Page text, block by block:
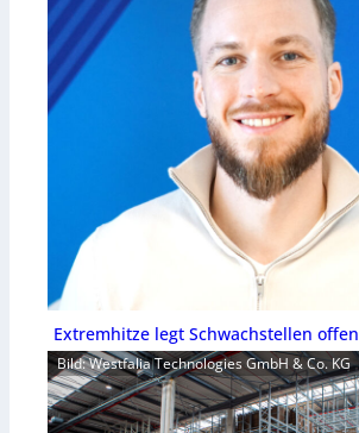
Extremhitze legt Schwachstellen offen
Bild: Westfalia Technologies GmbH & Co. KG